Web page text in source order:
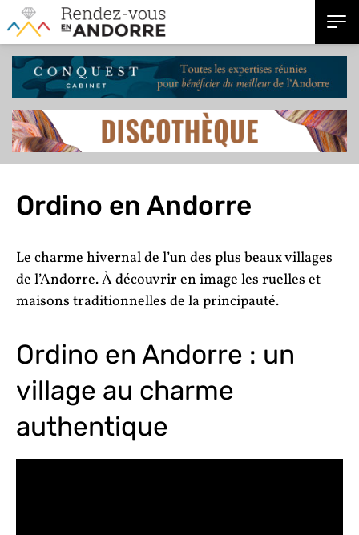
Ordino en Andorre
Le charme hivernal de l’un des plus beaux villages
de l’Andorre. À découvrir en image les ruelles et
maisons traditionnelles de la principauté.
Ordino en Andorre : un
village au charme
authentique